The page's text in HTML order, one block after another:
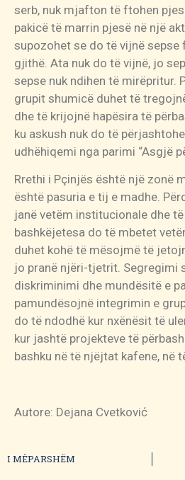
serb, nuk mjafton të ftohen
pakicë të marrin pjesë në një
supozohet se do të vijnë sepse
gjithë. Ata nuk do të vijnë, jo
sepse nuk ndihen të mirëpritur.
grupit shumicë duhet të
dhe të krijojnë hapësira të
ku askush nuk do të
udhëhiqemi nga parimi “Asgjë
Rrethi i Pçinjës është një zonë
është pasuria e tij e madhe.
janë vetëm institucionale dhe
bashkëjetesa do të mbetet
duhet kohë të mësojmë të
jo pranë njëri-tjetrit. Segregimi
diskriminimi dhe mundësitë e
pamundësojnë integrimin e
do të ndodhë kur nxënësit të
kur jashtë projekteve të
bashku në të njëjtat kafene, në
Autore: Dejana Cvetković
I MËPARSHËM